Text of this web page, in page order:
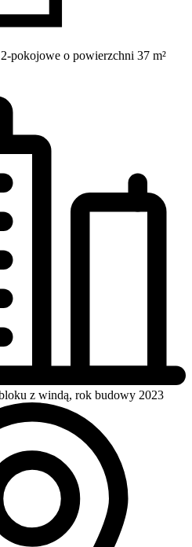
pokojowe o powierzchni 37 m²
z windą, rok budowy 2023